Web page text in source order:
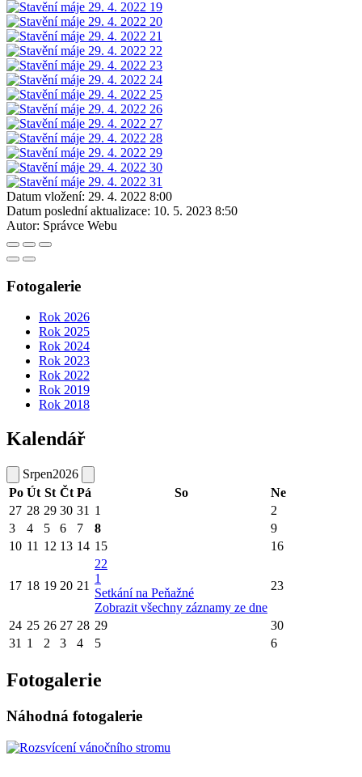
Datum vložení: 29. 4. 2022 8:00
Datum poslední aktualizace: 10. 5. 2023 8:50
Autor: Správce Webu
Fotogalerie
Rok 2026
Rok 2025
Rok 2024
Rok 2023
Rok 2022
Rok 2019
Rok 2018
Kalendář
Srpen2026
Po Út St Čt Pá So
Ne
27 28 29 30 31 1
2
3
4 5 6 7 8
9
10 11 12 13 14 15 16
17 18 19 20 21
22
1
Setkání na Peňažné
Zobrazit všechny záznamy ze dne
23
24 25 26 27 28 29
30
31 1 2 3 4 5 6
Fotogalerie
Náhodná fotogalerie